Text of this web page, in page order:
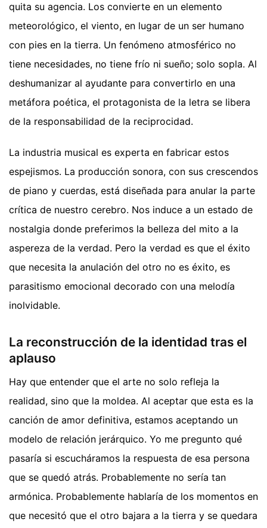
quita su agencia. Los convierte en un elemento
meteorológico, el viento, en lugar de un ser humano
con pies en la tierra. Un fenómeno atmosférico no
tiene necesidades, no tiene frío ni sueño; solo sopla. Al
deshumanizar al ayudante para convertirlo en una
metáfora poética, el protagonista de la letra se libera
de la responsabilidad de la reciprocidad.
La industria musical es experta en fabricar estos
espejismos. La producción sonora, con sus crescendos
de piano y cuerdas, está diseñada para anular la parte
crítica de nuestro cerebro. Nos induce a un estado de
nostalgia donde preferimos la belleza del mito a la
aspereza de la verdad. Pero la verdad es que el éxito
que necesita la anulación del otro no es éxito, es
parasitismo emocional decorado con una melodía
inolvidable.
La reconstrucción de la identidad tras el
aplauso
Hay que entender que el arte no solo refleja la
realidad, sino que la moldea. Al aceptar que esta es la
canción de amor definitiva, estamos aceptando un
modelo de relación jerárquico. Yo me pregunto qué
pasaría si escucháramos la respuesta de esa persona
que se quedó atrás. Probablemente no sería tan
armónica. Probablemente hablaría de los momentos en
que necesitó que el otro bajara a la tierra y se quedara